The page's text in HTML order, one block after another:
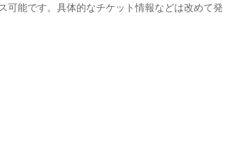
可能です。具体的なチケット情報などは改めて発